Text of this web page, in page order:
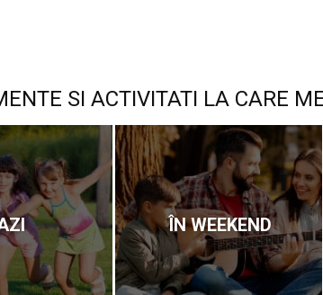
SI ACTIVITATI LA CARE
ÎN WEEKEND